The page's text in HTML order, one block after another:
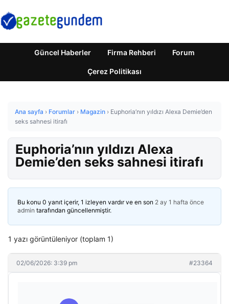
Güncel Haberler Firma Rehberi Forum
Çerez Politikası
Ana sayfa › Forumlar › Magazin › Euphoria’nın yıldızı Alexa Demie’den
seks sahnesi itirafı
Euphoria’nın yıldızı Alexa
Demie’den seks sahnesi itirafı
Bu konu 0 yanıt içerir, 1 izleyen vardır ve en son 2 ay 1 hafta önce
admin tarafından güncellenmiştir.
1 yazı görüntüleniyor (toplam 1)
02/06/2026: 3:39 pm #23364